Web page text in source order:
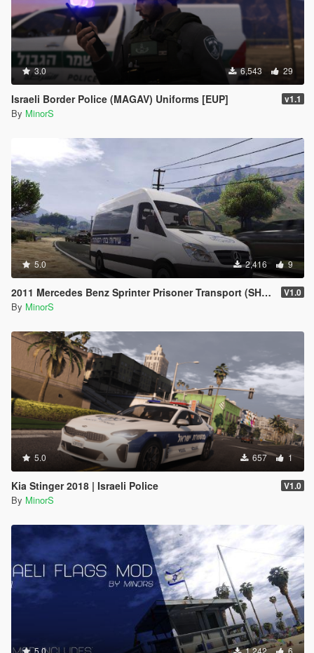
3.0 6,543 29
Israeli Border Police (MAGAV) Uniforms [EUP] v1.1
By MinorS
5.0 2,416 9
2011 Mercedes Benz Sprinter Prisoner Transport (SHABAS) V1.0
By MinorS
5.0 657 1
Kia Stinger 2018 | Israeli Police V1.0
By MinorS